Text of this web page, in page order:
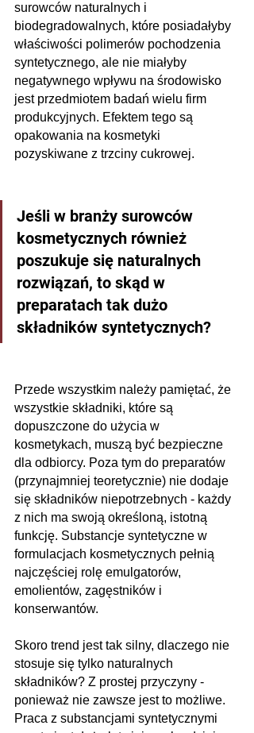
surowców naturalnych i
biodegradowalnych, które posiadałyby
właściwości polimerów pochodzenia
syntetycznego, ale nie miałyby
negatywnego wpływu na środowisko
jest przedmiotem badań wielu firm
produkcyjnych. Efektem tego są
opakowania na kosmetyki
pozyskiwane z trzciny cukrowej.
Jeśli w branży surowców
kosmetycznych również
poszukuje się naturalnych
rozwiązań, to skąd w
preparatach tak dużo
składników syntetycznych?
Przede wszystkim należy pamiętać, że
wszystkie składniki, które są
dopuszczone do użycia w
kosmetykach, muszą być bezpieczne
dla odbiorcy. Poza tym do preparatów
(przynajmniej teoretycznie) nie dodaje
się składników niepotrzebnych - każdy
z nich ma swoją określoną, istotną
funkcję. Substancje syntetyczne w
formulacjach kosmetycznych pełnią
najczęściej rolę emulgatorów,
emolientów, zagęstników i
konserwantów.
Skoro trend jest tak silny, dlaczego nie
stosuje się tylko naturalnych
składników? Z prostej przyczyny -
ponieważ nie zawsze jest to możliwe.
Praca z substancjami syntetycznymi